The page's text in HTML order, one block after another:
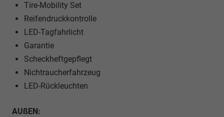
Tire-Mobility Set
Reifendruckkontrolle
LED-Tagfahrlicht
Garantie
Scheckheftgepflegt
Nichtraucherfahrzeug
LED-Rückleuchten
AUßEN: